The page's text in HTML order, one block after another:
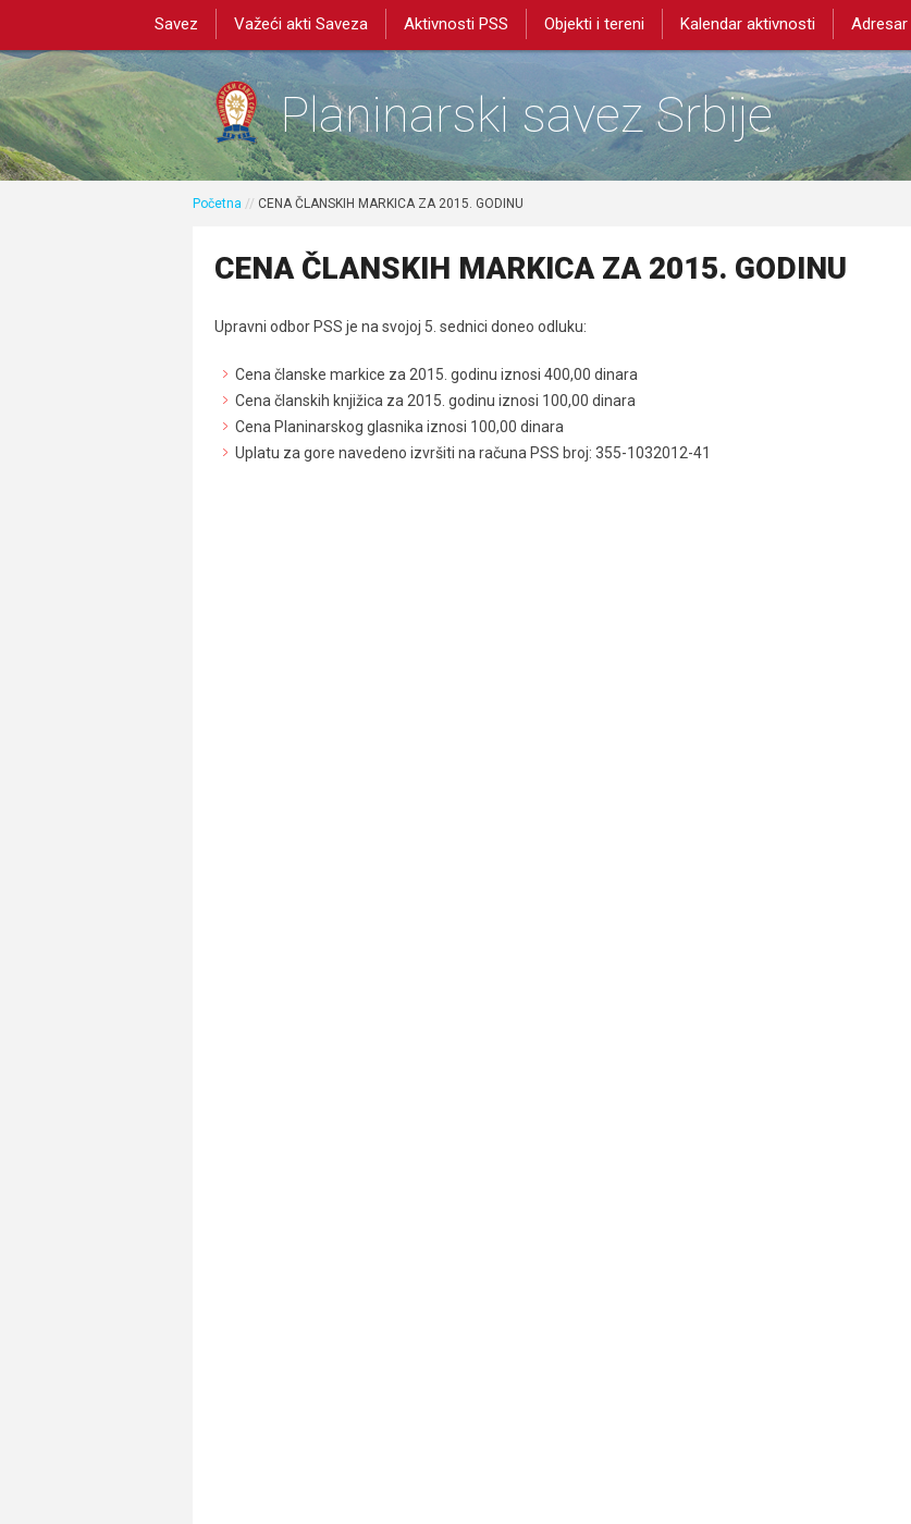
Savez Važeći akti Saveza Aktivnosti PSS Objekti i tereni Kalendar aktivnosti Adresar
Planinarski savez Srbije
Početna // CENA ČLANSKIH MARKICA ZA 2015. GODINU
CENA ČLANSKIH MARKICA ZA 2015. GODINU
Upravni odbor PSS je na svojoj 5. sednici doneo odluku:
Cena članske markice za 2015. godinu iznosi 400,00 dinara
Cena članskih knjižica za 2015. godinu iznosi 100,00 dinara
Cena Planinarskog glasnika iznosi 100,00 dinara
Uplatu za gore navedeno izvršiti na računa PSS broj: 355-1032012-41